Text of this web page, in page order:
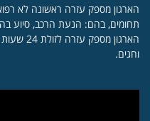
הארגון מספק עזרה ראשונה לא
תחומים, בהם: הנעת הרכב, סיוע
הארגון
וחגים.